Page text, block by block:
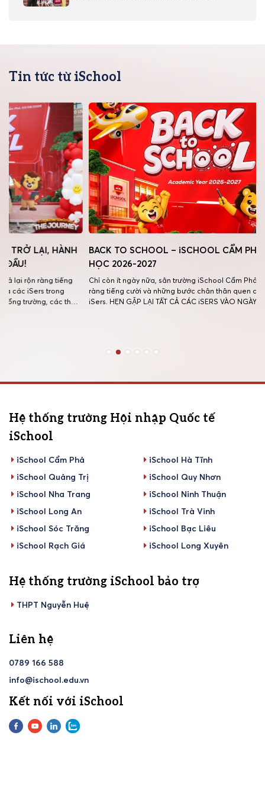
Tin tức từ iSchool
BACK TO SCHOOL – iSCHOOL CẨM PHẢ NĂM
HỌC 2026-2027
Chỉ còn ít ngày nữa, sân trường iSchool Cẩm Phả sẽ lại rộn
ràng tiếng cười và những bước chân thân quen của các
iSers. HẸN GẶP LẠI TẤT CẢ CÁC iSERS VÀO NGÀY
MỘT
NIỆM
ĐƯỜNG
Thế là
Hệ thống trường Hội nhập Quốc tế
iSchool
iSchool Cẩm Phả
iSchool Hà Tĩnh
iSchool Quảng Trị
iSchool Quy Nhơn
iSchool Nha Trang
iSchool Ninh Thuận
iSchool Long An
iSchool Trà Vinh
iSchool Sóc Trăng
iSchool Bạc Liêu
iSchool Rạch Giá
iSchool Long Xuyên
Hệ thống trường iSchool bảo trợ
THPT Nguyễn Huệ
Liên hệ
0789 166 588
info@ischool.edu.vn
Kết nối với iSchool